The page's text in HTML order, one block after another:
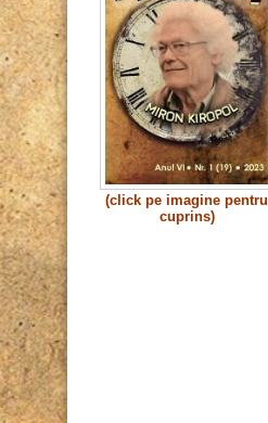
(click pe imagine pentru
cuprins)